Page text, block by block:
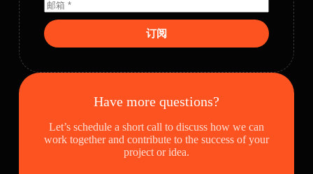
订阅
Have more questions?
Let’s schedule a short call to discuss how we can
work together and contribute to the success of your
project or idea.